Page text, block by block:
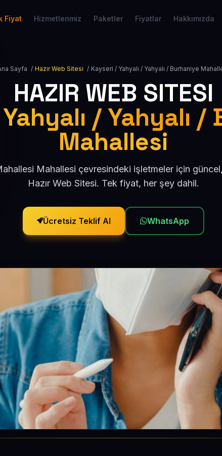
Fiyat Hizmetlerimiz Paketler Fiyatlar Hakkımızda
Sayfa / Hazır Web Sitesi / Kayseri / Yahyalı / Yahyalı / Burhaniye
HAZIR WEB SITESI
/ Yahyalı /
Mahallesi
Mahallesi çevresindeki işletmeler için
Hazır Web Sitesi. Tek fiyat, her şey dahil.
Ücretsiz Teklif Al WhatsApp